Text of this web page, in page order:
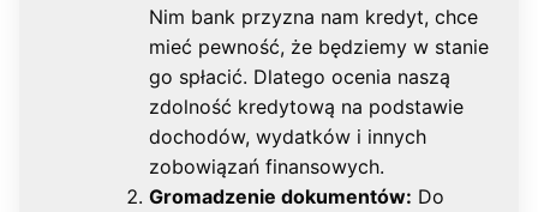
Nim bank przyzna nam kredyt, chce
mieć pewność, że będziemy w stanie
go spłacić. Dlatego ocenia naszą
zdolność kredytową na podstawie
dochodów, wydatków i innych
zobowiązań finansowych.
Gromadzenie dokumentów: Do